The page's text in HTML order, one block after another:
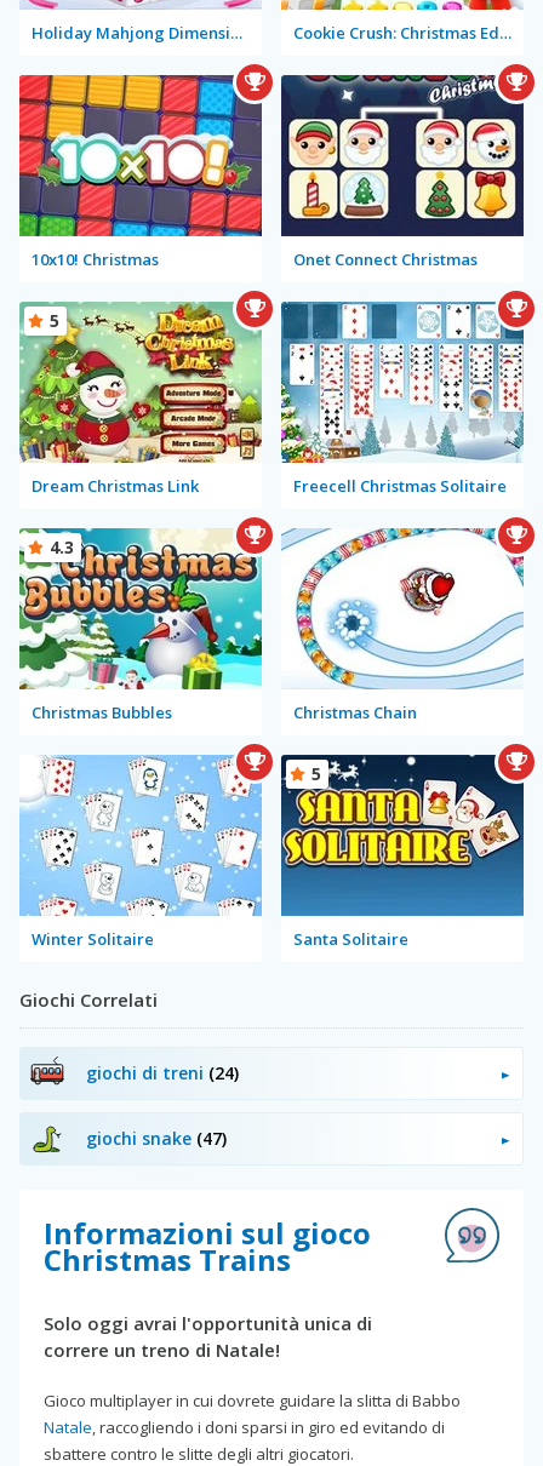
Holiday Mahjong Dimensions Cookie Crush: Christmas Edition
10x10! Christmas Onet Connect Christmas
Dream Christmas Link
5
Freecell Christmas Solitaire
Christmas Bubbles
4.3
Christmas Chain
Winter Solitaire Santa Solitaire
5
Giochi Correlati
giochi di treni (24)
giochi snake (47)
Informazioni sul gioco
Christmas Trains
Solo oggi avrai l'opportunità unica di
correre un treno di Natale!
Gioco multiplayer in cui dovrete guidare la slitta di Babbo
Natale, raccogliendo i doni sparsi in giro ed evitando di
sbattere contro le slitte degli altri giocatori.